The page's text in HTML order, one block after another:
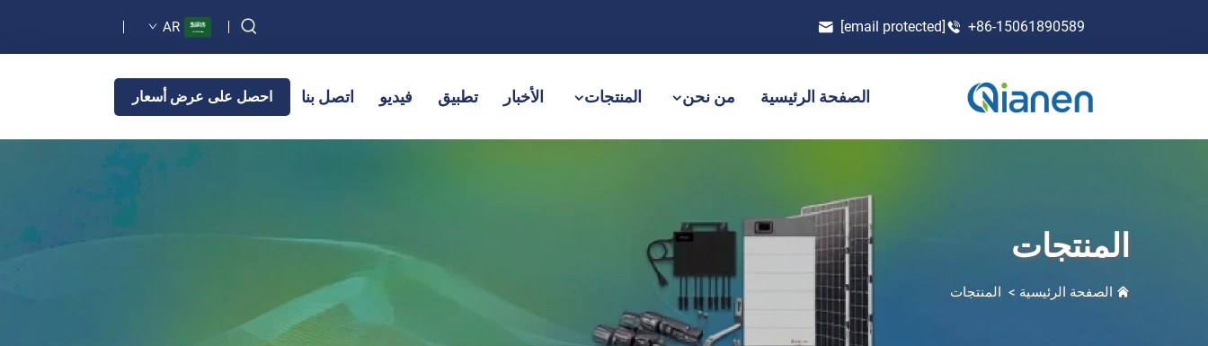
+86-15061890589
[email protected]
AR
الصفحة الرئيسية من نحن المنتجات الأخبار تطبيق فيديو اتصل بنا احصل على عرض أسعار
المنتجات
الصفحة الرئيسية > المنتجات